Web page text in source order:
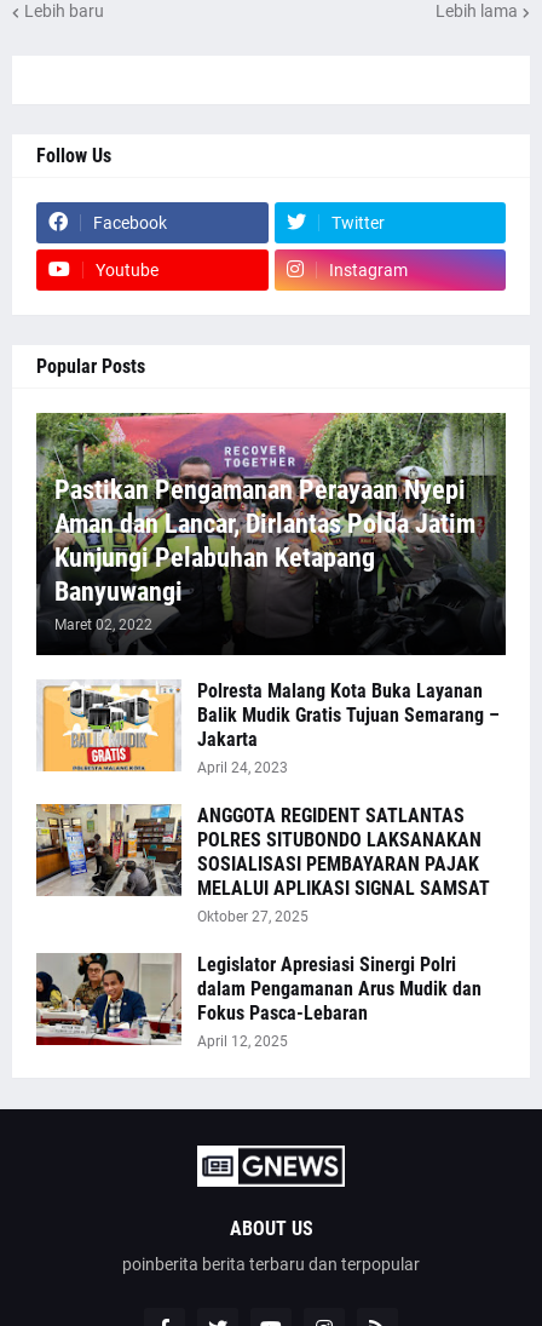
Lebih baru Lebih lama
Follow Us
Facebook Twitter
Youtube Instagram
Popular Posts
Pastikan Pengamanan Perayaan Nyepi
Aman dan Lancar, Dirlantas Polda Jatim
Kunjungi Pelabuhan Ketapang
Banyuwangi
Maret 02, 2022
Polresta Malang Kota Buka Layanan
Balik Mudik Gratis Tujuan Semarang –
Jakarta
April 24, 2023
ANGGOTA REGIDENT SATLANTAS
POLRES SITUBONDO LAKSANAKAN
SOSIALISASI PEMBAYARAN PAJAK
MELALUI APLIKASI SIGNAL SAMSAT
Oktober 27, 2025
Legislator Apresiasi Sinergi Polri
dalam Pengamanan Arus Mudik dan
Fokus Pasca-Lebaran
April 12, 2025
ABOUT US
poinberita berita terbaru dan terpopular